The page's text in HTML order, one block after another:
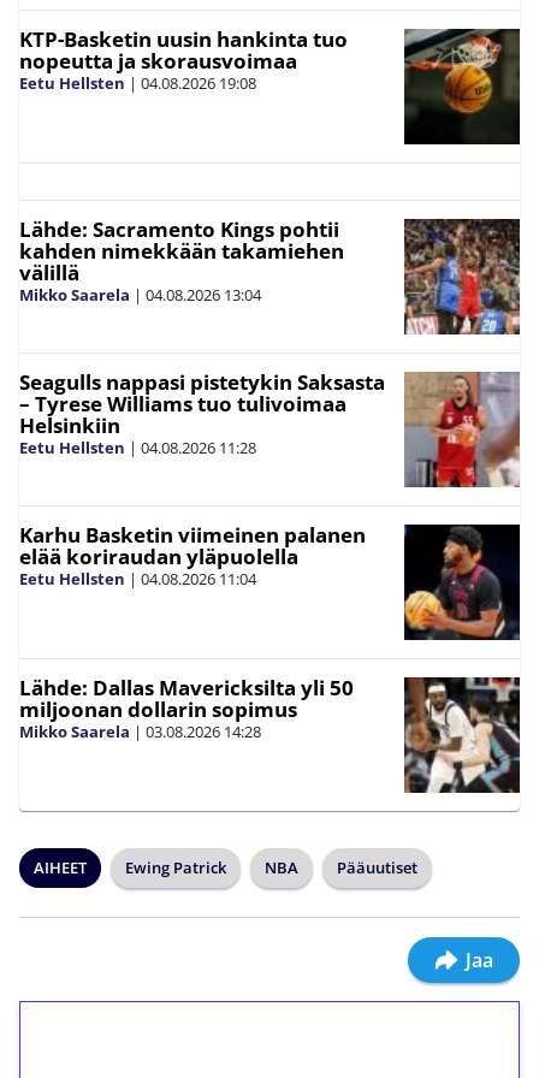
KTP-Basketin uusin hankinta tuo
nopeutta ja skorausvoimaa
Eetu Hellsten | 04.08.2026 19:08
Lähde: Sacramento Kings pohtii
kahden nimekkään takamiehen
välillä
Mikko Saarela | 04.08.2026 13:04
Seagulls nappasi pistetykin Saksasta
– Tyrese Williams tuo tulivoimaa
Helsinkiin
Eetu Hellsten | 04.08.2026 11:28
Karhu Basketin viimeinen palanen
elää koriraudan yläpuolella
Eetu Hellsten | 04.08.2026 11:04
Lähde: Dallas Mavericksilta yli 50
miljoonan dollarin sopimus
Mikko Saarela | 03.08.2026 14:28
AIHEET Ewing Patrick NBA Pääuutiset
Jaa